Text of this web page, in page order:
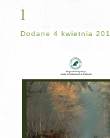
1
Dodane 4 kwietnia